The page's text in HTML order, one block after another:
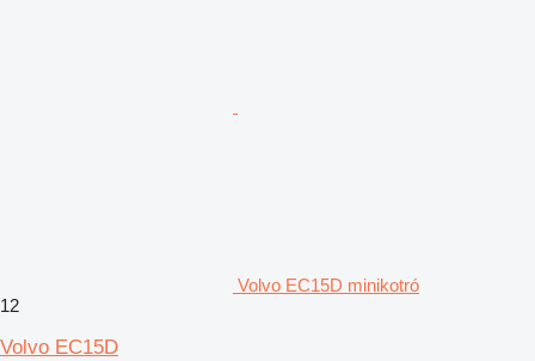
Volvo EC15D minikotró
12
Volvo EC15D